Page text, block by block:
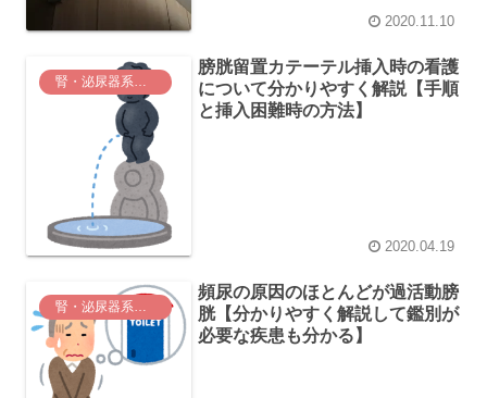
2020.11.10
膀胱留置カテーテル挿入時の看護
について分かりやすく解説【手順
と挿入困難時の方法】
2020.04.19
腎・泌尿器系に関する看護
頻尿の原因のほとんどが過活動膀
胱【分かりやすく解説して鑑別が
必要な疾患も分かる】